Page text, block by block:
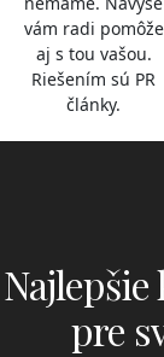
vám radi pomôže
aj s tou vašou.
Riešením sú PR
články.
pre